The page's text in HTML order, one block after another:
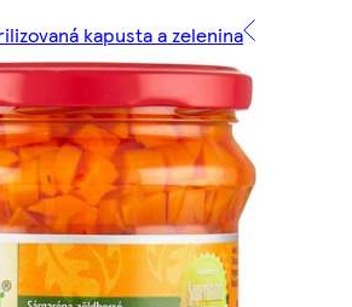
kapusta a zelenina